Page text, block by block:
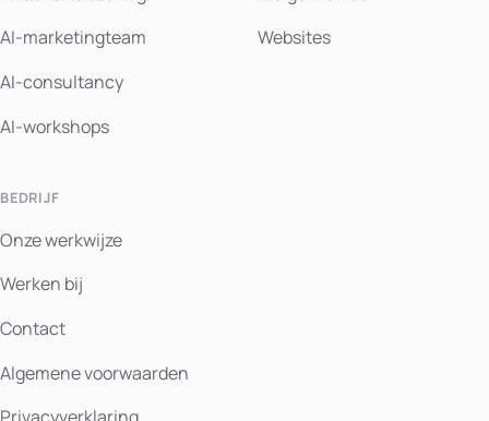
AI-marketingteam
AI-consultancy
AI-workshops
Websites
BEDRIJF
Onze werkwijze
Werken bij
Contact
Algemene voorwaarden